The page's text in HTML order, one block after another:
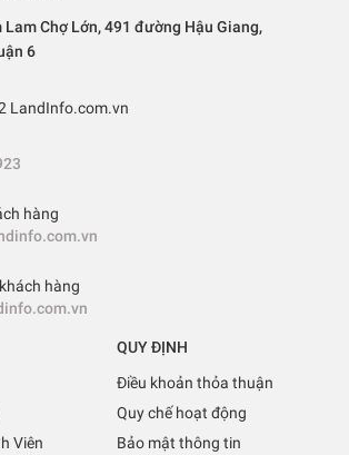
Lam Chợ Lớn, 491 đường Hậu Giang,
6
LandInfo.com.vn
hàng
hàng
Viên
QUY ĐỊNH
Điều khoản thỏa thuận
Quy chế hoạt động
Bảo mật thông tin